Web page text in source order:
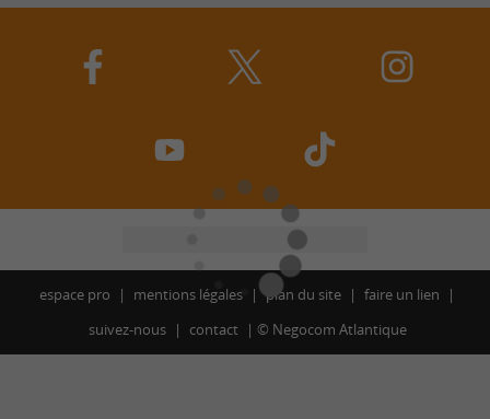
espace pro mentions légales plan du site
faire un lien
suivez-nous
contact © Negocom Atlantique